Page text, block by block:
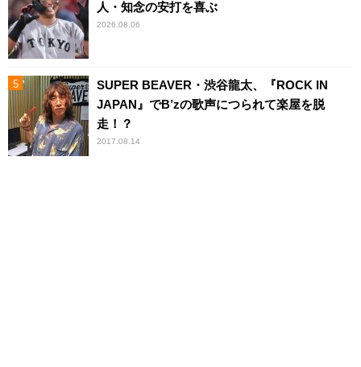
人・知念の安打を喜ぶ
2026.08.06
SUPER BEAVER・渋谷龍太、『ROCK IN
JAPAN』でB’zの歌声につられて楽屋を脱
走！？
2017.08.14